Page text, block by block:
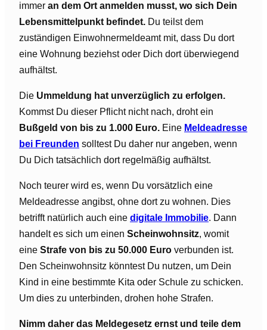
immer an dem Ort anmelden musst, wo sich Dein
Lebensmittelpunkt befindet. Du teilst dem
zuständigen Einwohnermeldeamt mit, dass Du dort
eine Wohnung beziehst oder Dich dort überwiegend
aufhältst.
Die Ummeldung hat unverzüglich zu erfolgen.
Kommst Du dieser Pflicht nicht nach, droht ein
Bußgeld von bis zu 1.000 Euro. Eine Meldeadresse
bei Freunden solltest Du daher nur angeben, wenn
Du Dich tatsächlich dort regelmäßig aufhältst.
Noch teurer wird es, wenn Du vorsätzlich eine
Meldeadresse angibst, ohne dort zu wohnen. Dies
betrifft natürlich auch eine digitale Immobilie. Dann
handelt es sich um einen Scheinwohnsitz, womit
eine Strafe von bis zu 50.000 Euro verbunden ist.
Den Scheinwohnsitz könntest Du nutzen, um Dein
Kind in eine bestimmte Kita oder Schule zu schicken.
Um dies zu unterbinden, drohen hohe Strafen.
Nimm daher das Meldegesetz ernst und teile dem